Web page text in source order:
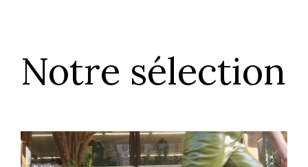
Notre sélection